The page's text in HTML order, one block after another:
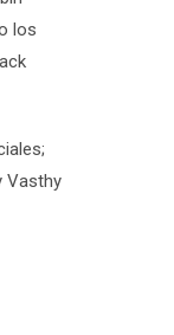
los
Vasthy